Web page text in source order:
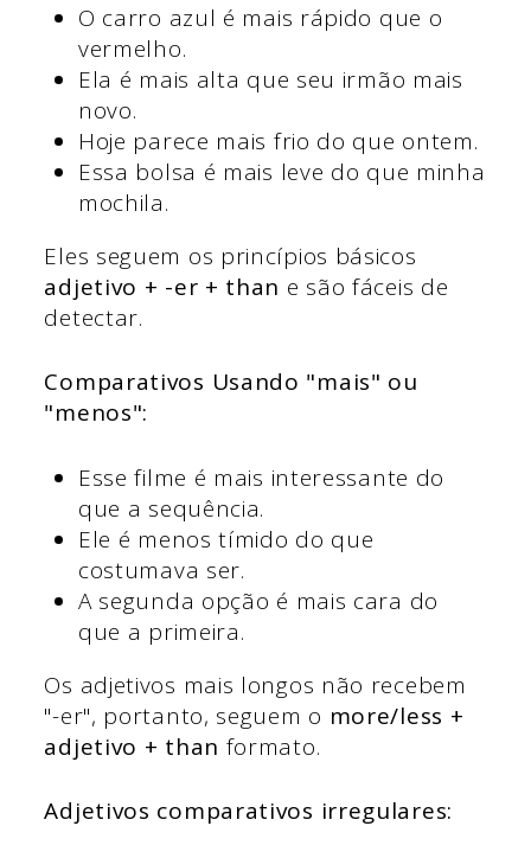
O carro azul é mais rápido que o
vermelho.
Ela é mais alta que seu irmão mais
novo.
Hoje parece mais frio do que ontem.
Essa bolsa é mais leve do que minha
mochila.
Eles seguem os princípios básicos
adjetivo + -er + than e são fáceis de
detectar.
Comparativos Usando "mais" ou
"menos":
Esse filme é mais interessante do
que a sequência.
Ele é menos tímido do que
costumava ser.
A segunda opção é mais cara do
que a primeira.
Os adjetivos mais longos não recebem
"-er", portanto, seguem o more/less +
adjetivo + than formato.
Adjetivos comparativos irregulares: